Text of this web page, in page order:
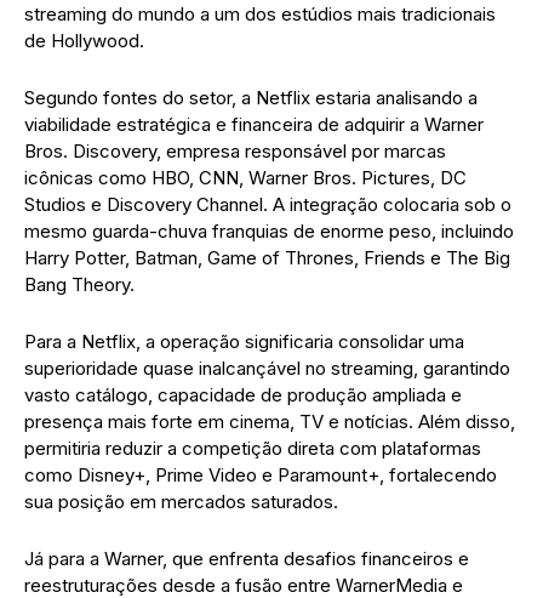
streaming do mundo a um dos estúdios mais tradicionais
de Hollywood.
Segundo fontes do setor, a Netflix estaria analisando a
viabilidade estratégica e financeira de adquirir a Warner
Bros. Discovery, empresa responsável por marcas
icônicas como HBO, CNN, Warner Bros. Pictures, DC
Studios e Discovery Channel. A integração colocaria sob o
mesmo guarda-chuva franquias de enorme peso, incluindo
Harry Potter, Batman, Game of Thrones, Friends e The Big
Bang Theory.
Para a Netflix, a operação significaria consolidar uma
superioridade quase inalcançável no streaming, garantindo
vasto catálogo, capacidade de produção ampliada e
presença mais forte em cinema, TV e notícias. Além disso,
permitiria reduzir a competição direta com plataformas
como Disney+, Prime Video e Paramount+, fortalecendo
sua posição em mercados saturados.
Já para a Warner, que enfrenta desafios financeiros e
reestruturações desde a fusão entre WarnerMedia e